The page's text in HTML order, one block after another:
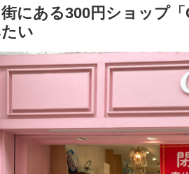
にある300円ショップ
い